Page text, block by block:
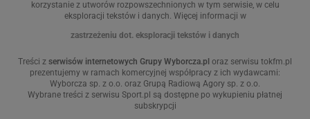
korzystanie z utworów rozpowszechnionych w tym serwisie, w celu
eksploracji tekstów i danych. Więcej informacji w
zastrzeżeniu dot. eksploracji tekstów i danych
Treści z serwisów internetowych Grupy Wyborcza.pl oraz serwisu tokfm.pl
prezentujemy w ramach komercyjnej współpracy z ich wydawcami:
Wyborcza sp. z o.o. oraz Grupą Radiową Agory sp. z o.o.
Wybrane treści z serwisu Sport.pl są dostępne po wykupieniu płatnej
subskrypcji